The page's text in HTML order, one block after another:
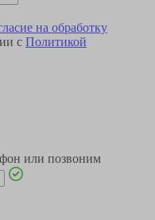
на обработку
с Политикой
или позвоним